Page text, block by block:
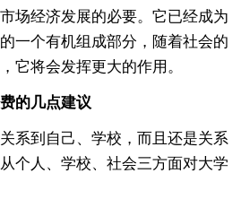
场经济发展的必要。它已经成为
一个有机组成部分，随着社会的
它将会发挥更大的作用。
的几点建议
到自己、学校，而且还是关系
个人、学校、社会三方面对大学